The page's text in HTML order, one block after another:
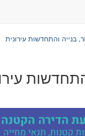
בנייה והתחדשות עירונית